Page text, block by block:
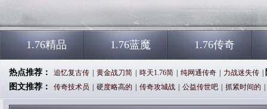
1.76精品 1.76蓝魔 1.76传奇
热点推荐： 追忆复古传 黄金战刀简 昸天1.76简 纯网通传奇 力战迷失传
图文推荐：
传奇技术员 硬度略高的 传奇攻城战 公益传世吧 抓紧时间的